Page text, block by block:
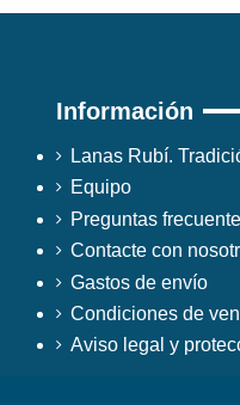
Información
Lanas Rubí.
Equipo
Preguntas
Contacte con
Gastos de envío
Condiciones de
Aviso legal y